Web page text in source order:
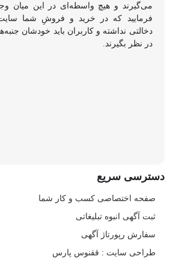
می‌گیرند و هیچ واسطه‌ای در این میان
فرمایید که در خرید و فروشِ شما
دخالتی نداشته و کاربران باید خودشان
در نظر بگیرند.
دسترسی سریع
صفحه اختصاصی کسب و کار شما
ثبت آگهی انبوه تبلیغاتی
سفارش رپورتاژ آگهی
طراحی سایت : ققنوس پارس